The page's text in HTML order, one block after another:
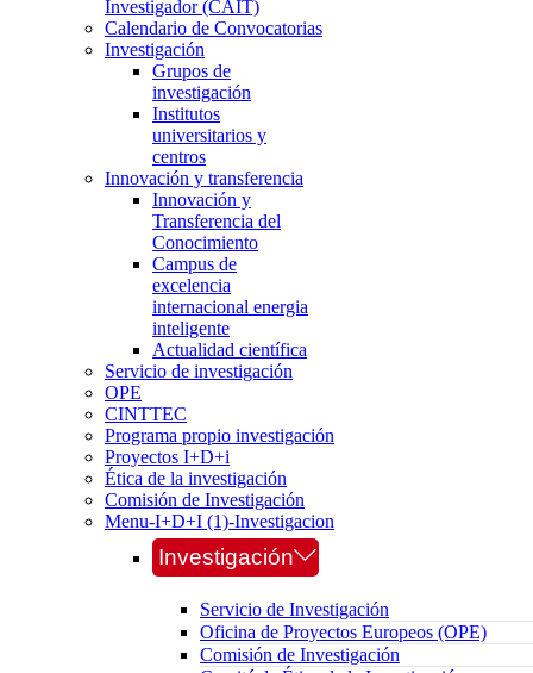
Investigador (CAIT)
Calendario de Convocatorias
Investigación
Grupos de
investigación
Institutos
universitarios y
centros
Innovación y transferencia
Innovación y
Transferencia del
Conocimiento
Campus de
excelencia
internacional energia
inteligente
Actualidad científica
Servicio de investigación
OPE
CINTTEC
Programa propio investigación
Proyectos I+D+i
Ética de la investigación
Comisión de Investigación
Menu-I+D+I (1)-Investigacion
Investigación
Servicio de Investigación
Oficina de Proyectos Europeos (OPE)
Comisión de Investigación